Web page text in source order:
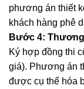
phương án thiết
khách hàng phê
Bước 4:
Ký hợp đồng thi
giá). Phương án
được cụ thể hóa